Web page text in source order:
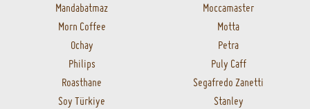
Mandabatmaz
Moccamaster
Morn Coffee
Motta
Ochay
Petra
Philips
Puly Caff
Roasthane
Segafredo Zanetti
Soy Türkiye
Stanley